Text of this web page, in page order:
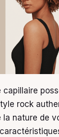
capillaire
rock
la nature de